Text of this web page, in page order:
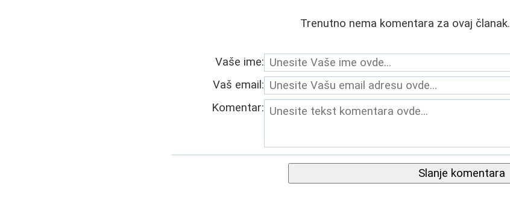
Trenutno nema komentara za ovaj članak.
Vaše ime:
Vaš email:
Komentar:
Slanje komentara